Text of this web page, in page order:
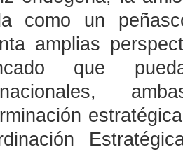
como un
amplias
que